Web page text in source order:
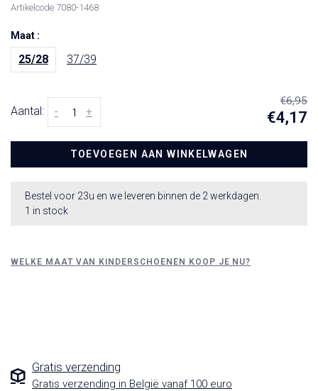
Artikelcode 7080-1468
Maat :
25/28 37/39
Aantal: +
-
€6,95
€4,17
TOEVOEGEN AAN WINKELWAGEN
Bestel voor 23u en we leveren binnen de 2 werkdagen.
1 in stock
WELKE MAAT VAN KINDERSCHOENEN KOOP JE NU?
Gratis verzending
Gratis verzending in België vanaf 100 euro